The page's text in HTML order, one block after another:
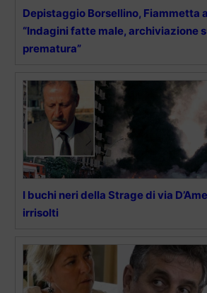
Depistaggio Borsellino, Fiammetta
“Indagini fatte male, archiviazione
prematura”
I buchi neri della Strage di via
irrisolti